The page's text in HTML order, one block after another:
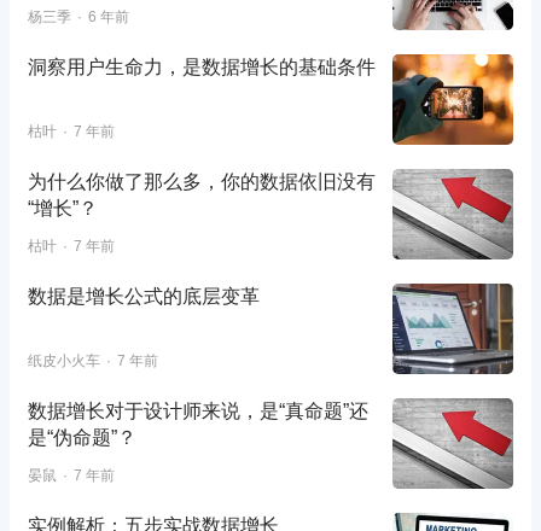
杨三季 6 年前
洞察用户生命力，是数据增长的基础条件
枯叶 7 年前
为什么你做了那么多，你的数据依旧没有
“增长”？
枯叶 7 年前
数据是增长公式的底层变革
纸皮小火车 7 年前
数据增长对于设计师来说，是“真命题”还
是“伪命题”？
晏鼠 7 年前
实例解析：五步实战数据增长